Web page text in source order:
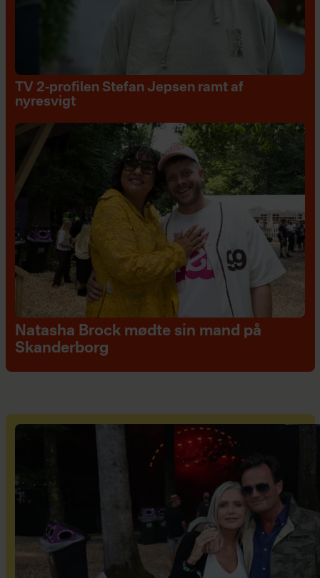
TV 2-profilen Stefan Jepsen ramt af
nyresvigt
Natasha Brock mødte sin mand på
Skanderborg